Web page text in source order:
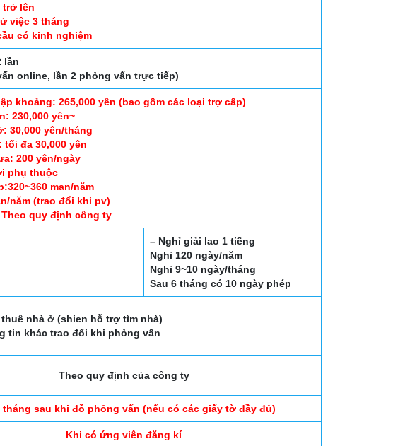
trở lên
việc 3 tháng
có kinh nghiệm
lần
online, lần 2 phỏng vấn trực tiếp)
khoảng: 265,000 yên (bao gồm các loại trợ cấp)
230,000 yên~
30,000 yên/tháng
tối đa 30,000 yên
200 yên/ngày
phụ thuộc
man/năm
năm (trao đổi khi pv)
quy định công ty
– Nghỉ giải lao 1 tiếng
Nghỉ 120 ngày/năm
Nghỉ 9~10 ngày/tháng
Sau 6 tháng có 10 ngày phép
nhà ở (shien hỗ trợ tìm nhà)
tin khác trao đổi khi phỏng vấn
Theo quy định của công ty
tháng sau khi đỗ phỏng vấn (nếu có các giấy tờ đầy đủ)
Khi có ứng viên đăng kí